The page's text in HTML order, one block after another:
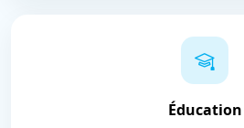
Éducation